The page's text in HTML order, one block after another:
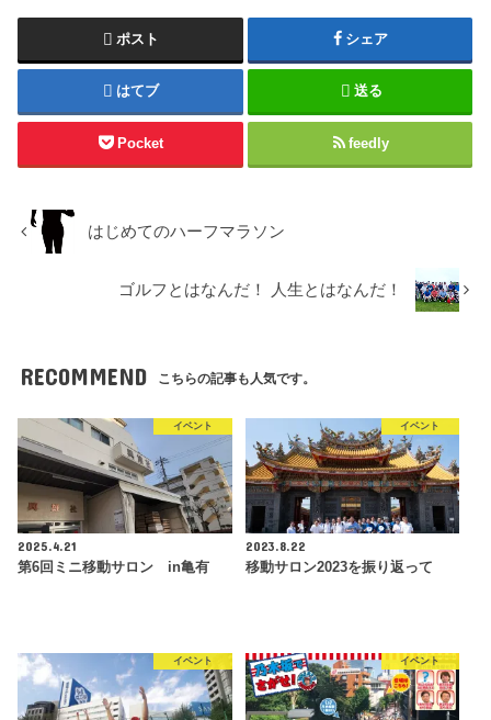
ポスト シェア
はてブ 送る
Pocket feedly
はじめてのハーフマラソン
ゴルフとはなんだ！ 人生とはなんだ！
RECOMMEND こちらの記事も人気です。
イベント
2025.4.21
第6回ミニ移動サロン in亀有
イベント
2023.8.22
移動サロン2023を振り返って
イベント イベント